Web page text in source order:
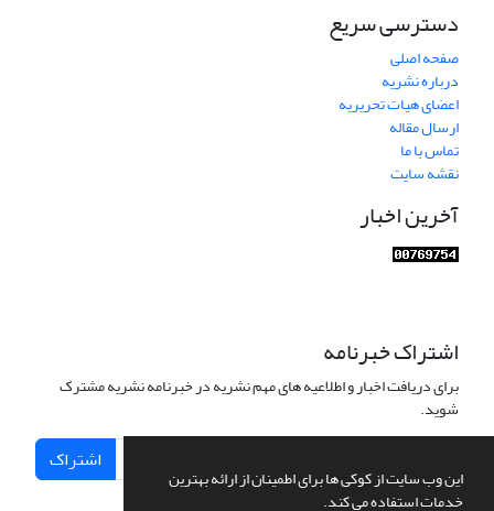
این وب سایت از کوکی ها برای اطمینان از ارائه بهترین
خدمات استفاده می کند.
دسترسی سریع
صفحه اصلی
درباره نشریه
اعضای هیات تحریریه
ارسال مقاله
تماس با ما
نقشه سایت
آخرین اخبار
اشتراک خبرنامه
برای دریافت اخبار و اطلاعیه های مهم نشریه در خبرنامه نشریه مشترک
شوید.
اشتراک